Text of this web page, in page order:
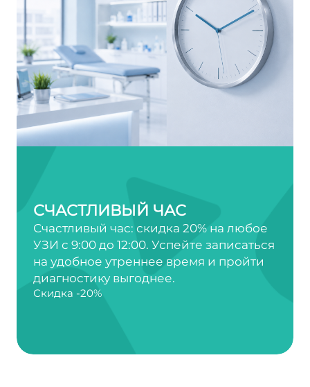
СЧАСТЛИВЫЙ ЧАС
Счастливый час: скидка 20% на любое
УЗИ с 9:00 до 12:00. Успейте записаться
на удобное утреннее время и пройти
диагностику выгоднее.
Скидка -20%